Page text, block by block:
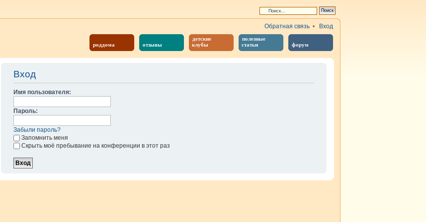
роддома отзывы
детские
клубы
полезные
статьи
форум
Обратная связь • Вход
Вход
Имя пользователя:
Пароль:
Забыли пароль?
Запомнить меня
Скрыть моё пребывание на конференции в этот раз